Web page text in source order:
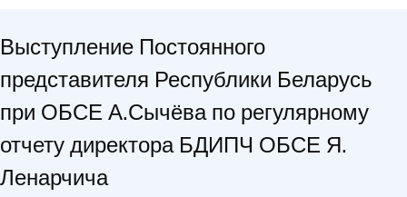
Выступление Постоянного
представителя Республики Беларусь
при ОБСЕ А.Сычёва по регулярному
отчету директора БДИПЧ ОБСЕ Я.
Ленарчича